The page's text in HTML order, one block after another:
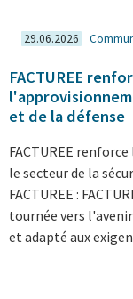
29.06.2026
FACTUREE
et de la défense
FACTUREE
le secteur de la
FACTUREE :
tournée vers
et adapté aux